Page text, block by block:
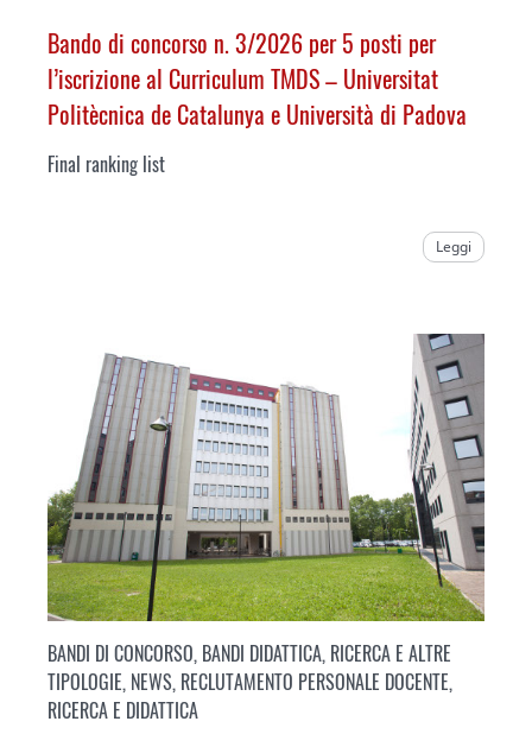
Bando di concorso n. 3/2026 per 5 posti per
l’iscrizione al Curriculum TMDS – Universitat
Politècnica de Catalunya e Università di Padova
Final ranking list
Leggi
BANDI DI CONCORSO, BANDI DIDATTICA, RICERCA E ALTRE
TIPOLOGIE, NEWS, RECLUTAMENTO PERSONALE DOCENTE,
RICERCA E DIDATTICA